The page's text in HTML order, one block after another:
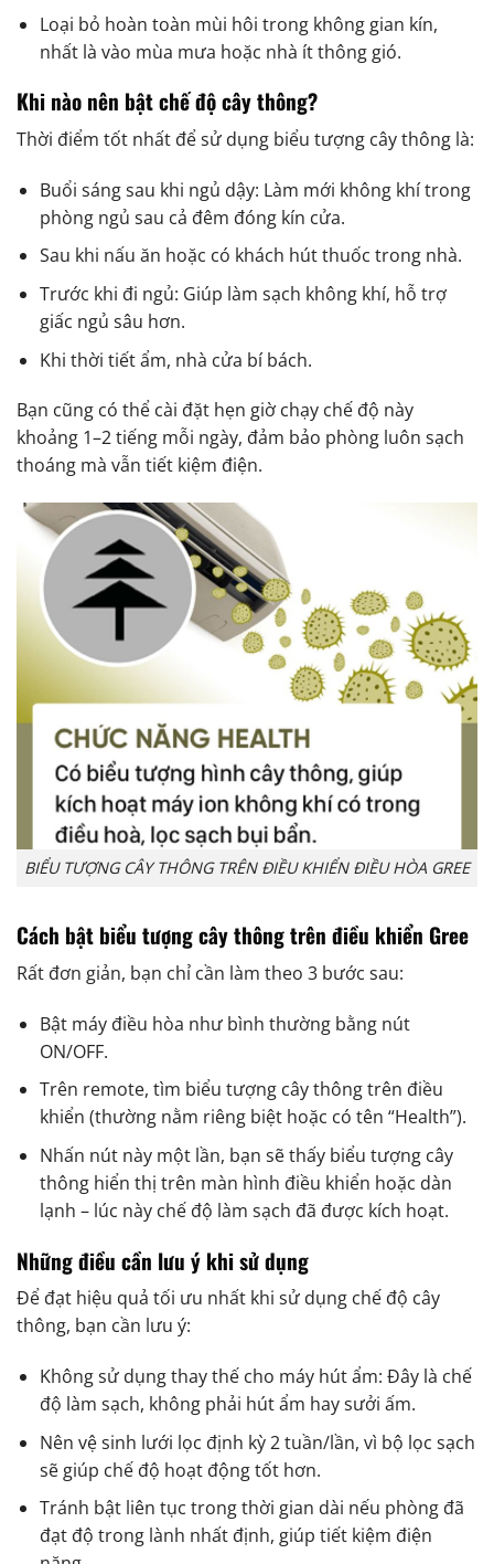
Loại bỏ hoàn toàn mùi hôi trong không gian kín,
nhất là vào mùa mưa hoặc nhà ít thông gió.
Khi nào nên bật chế độ cây thông?
Thời điểm tốt nhất để sử dụng biểu tượng cây thông là:
Buổi sáng sau khi ngủ dậy: Làm mới không khí trong
phòng ngủ sau cả đêm đóng kín cửa.
Sau khi nấu ăn hoặc có khách hút thuốc trong nhà.
Trước khi đi ngủ: Giúp làm sạch không khí, hỗ trợ
giấc ngủ sâu hơn.
Khi thời tiết ẩm, nhà cửa bí bách.
Bạn cũng có thể cài đặt hẹn giờ chạy chế độ này
khoảng 1–2 tiếng mỗi ngày, đảm bảo phòng luôn sạch
thoáng mà vẫn tiết kiệm điện.
BIỂU TƯỢNG CÂY THÔNG TRÊN ĐIỀU KHIỂN ĐIỀU HÒA GREE
Cách bật biểu tượng cây thông trên điều khiển Gree
Rất đơn giản, bạn chỉ cần làm theo 3 bước sau:
Bật máy điều hòa như bình thường bằng nút
ON/OFF.
Trên remote, tìm biểu tượng cây thông trên điều
khiển (thường nằm riêng biệt hoặc có tên “Health”).
Nhấn nút này một lần, bạn sẽ thấy biểu tượng cây
thông hiển thị trên màn hình điều khiển hoặc dàn
lạnh – lúc này chế độ làm sạch đã được kích hoạt.
Những điều cần lưu ý khi sử dụng
Để đạt hiệu quả tối ưu nhất khi sử dụng chế độ cây
thông, bạn cần lưu ý:
Không sử dụng thay thế cho máy hút ẩm: Đây là chế
độ làm sạch, không phải hút ẩm hay sưởi ấm.
Nên vệ sinh lưới lọc định kỳ 2 tuần/lần, vì bộ lọc sạch
sẽ giúp chế độ hoạt động tốt hơn.
Tránh bật liên tục trong thời gian dài nếu phòng đã
đạt độ trong lành nhất định, giúp tiết kiệm điện